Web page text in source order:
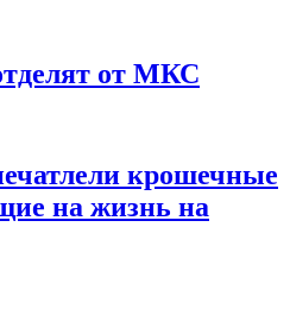
от МКС
крошечные
на жизнь на